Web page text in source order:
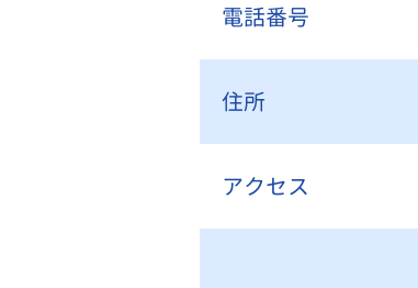
電話番号
住所
アクセス